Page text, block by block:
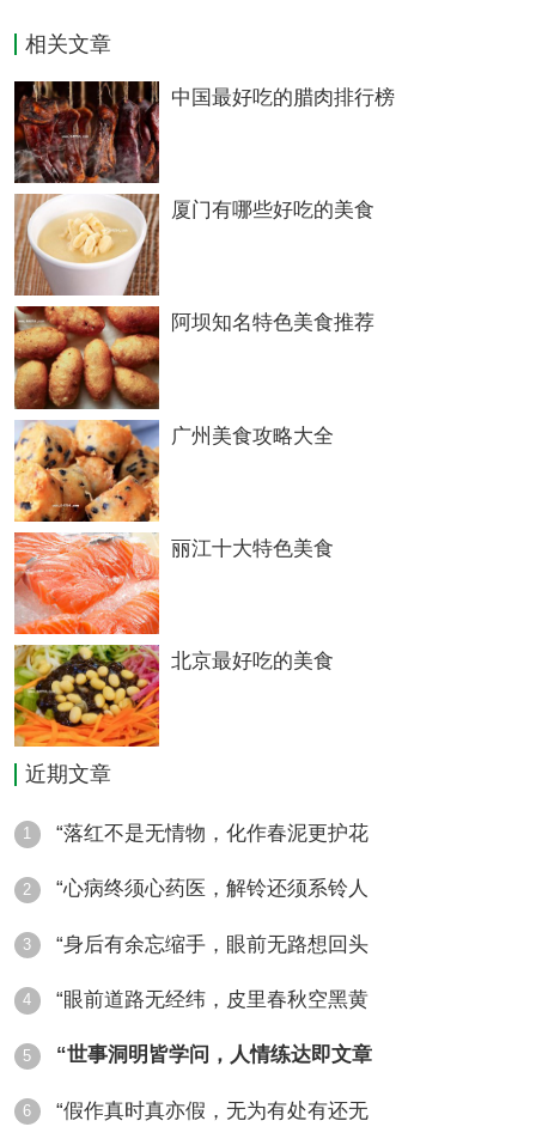
相关文章
中国最好吃的腊肉排行榜
厦门有哪些好吃的美食
阿坝知名特色美食推荐
广州美食攻略大全
丽江十大特色美食
北京最好吃的美食
近期文章
1 “落红不是无情物，化作春泥更护花
2 “心病终须心药医，解铃还须系铃人
3 “身后有余忘缩手，眼前无路想回头
4 “眼前道路无经纬，皮里春秋空黑黄
5 “世事洞明皆学问，人情练达即文章
6 “假作真时真亦假，无为有处有还无